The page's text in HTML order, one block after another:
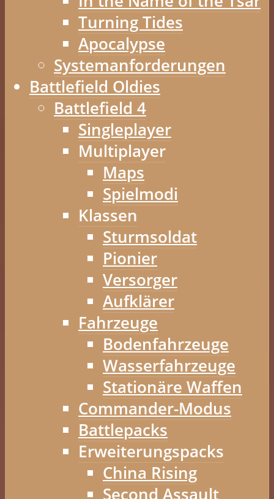
Turning Tides
Apocalypse
Systemanforderungen
Battlefield Oldies
Battlefield 4
Singleplayer
Multiplayer
Maps
Spielmodi
Klassen
Sturmsoldat
Pionier
Versorger
Aufklärer
Fahrzeuge
Bodenfahrzeuge
Wasserfahrzeuge
Stationäre Waffen
Commander-Modus
Battlepacks
Erweiterungspacks
China Rising
Second Assault